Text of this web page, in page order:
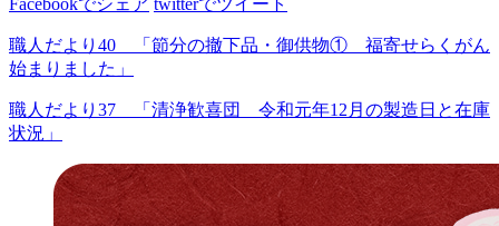
Facebookでシェア twitterでツイート
職人だより40 「節分の撤下品・御供物① 福寄せらくがん
始まりました」
職人だより37 「清浄歓喜団 令和元年12月の製造日と在庫
状況」